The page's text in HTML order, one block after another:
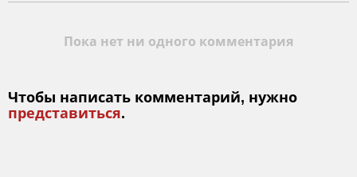
Пока нет ни одного комментария
Чтобы написать комментарий, нужно
представиться.